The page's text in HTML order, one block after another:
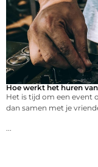
Hoe werkt het huren
Het is tijd om een event
dan samen met je